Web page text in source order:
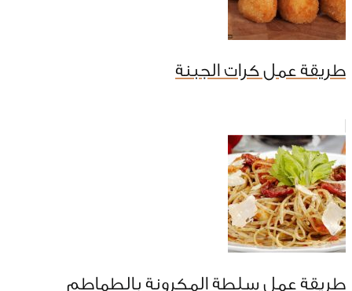
طريقة عمل كرات الجبنة
طريقة عمل سلطة المكرونة بالطماطم